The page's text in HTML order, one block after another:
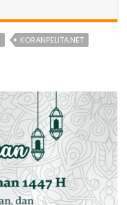
KORANPELITA.NET